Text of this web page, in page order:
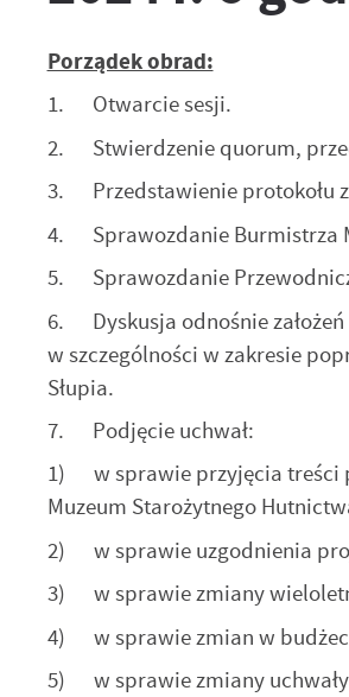
Porządek obrad:
1. Otwarcie sesji.
2. Stwierdzenie quorum,
3. Przedstawienie protokołu z
4. Sprawozdanie Burmistrza
5. Sprawozdanie
6. Dyskusja odnośnie
w szczególności w zakresie
Słupia.
7. Podjęcie uchwał:
1) w sprawie przyjęcia treści
Muzeum Starożytnego
2) w sprawie uzgodnienia
3) w sprawie zmiany
4) w sprawie zmian w
5) w sprawie zmiany uchwały